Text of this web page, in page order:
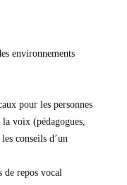
environnements
pour les personnes
voix (pédagogues,
conseils d’un
de repos vocal